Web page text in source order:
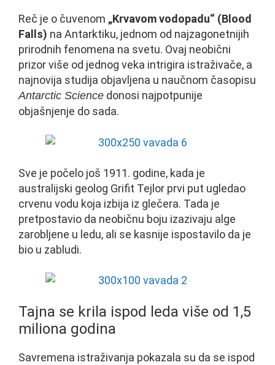
Reč je o čuvenom „Krvavom vodopadu“ (Blood
Falls) na Antarktiku, jednom od najzagonetnijih
prirodnih fenomena na svetu. Ovaj neobični
prizor više od jednog veka intrigira istraživače, a
najnovija studija objavljena u naučnom časopisu
Antarctic Science donosi najpotpunije
objašnjenje do sada.
Sve je počelo još 1911. godine, kada je
australijski geolog Grifit Tejlor prvi put ugledao
crvenu vodu koja izbija iz glečera. Tada je
pretpostavio da neobičnu boju izazivaju alge
zarobljene u ledu, ali se kasnije ispostavilo da je
bio u zabludi.
Tajna se krila ispod leda više od 1,5
miliona godina
Savremena istraživanja pokazala su da se ispod